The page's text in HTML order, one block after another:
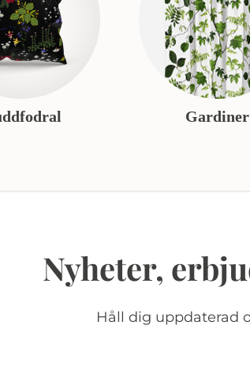
Gardiner
Nyheter,
Håll dig uppdaterad